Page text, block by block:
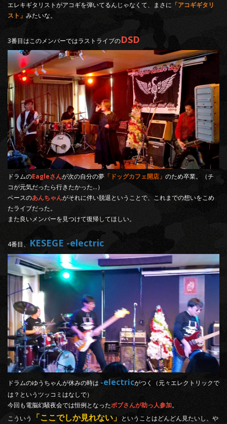
エレキギタリストがアコギを弾いてるんじゃなくて、まさに 「アコギギタリ
スト」 みたいな。
3番目はこのメンバーではラストライブのDSD
ドラムのEagleさんが次の自分の夢 「ドッグカフェ開店」 のため卒業。（チ
コが元気だったら行きたかった…）
ベースのあんちゃんがそれに伴い脱退ということで、これまでの想いをこめ
たライブだった。
また良いメンバーを見つけて復帰してほしい。
4番目、 KESEGE -electric
ドラムのゆうちゃんが休みの時は -electricがつく（元々エレクトリックで
は？というツッコミはなしで）
今回も電脳幻騒夜会では恒例となったボブさんが助っ人参加。
こういう
「ここでしか見れない」 ということはどんどん見たいし、や